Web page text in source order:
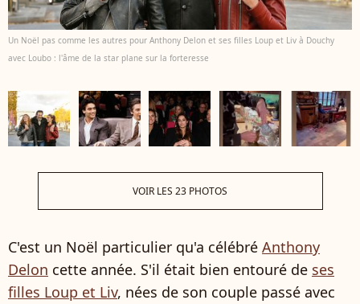
Un Noël pas comme les autres pour Anthony Delon et ses filles Loup et Liv à Douchy
avec Loubo : l'âme de la star plane sur la forteresse
VOIR LES 23 PHOTOS
C'est un Noël particulier qu'a célébré Anthony
Delon cette année. S'il était bien entouré de ses
filles Loup et Liv, nées de son couple passé avec